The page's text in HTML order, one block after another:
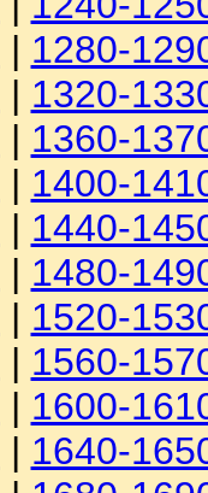
| 1280-
| 1320-
| 1360-
| 1400-
| 1440-
| 1480-
| 1520-
| 1560-
| 1600-
| 1640-